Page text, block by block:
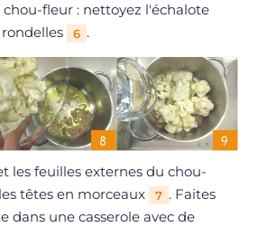
fleur : nettoyez l'échalote
6 .
les feuilles externes du chou-
têtes en morceaux
7 . Faites
dans une casserole avec de